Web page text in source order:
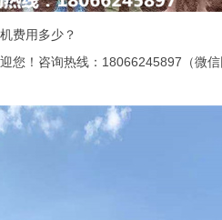
费用多少？
您！咨询热线：18066245897（微